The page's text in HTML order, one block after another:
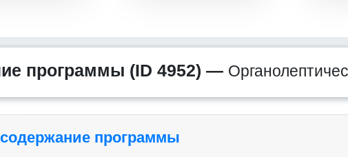
программы (ID 4952) —
содержание программы